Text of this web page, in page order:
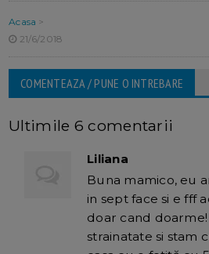
Acasa >
21/6/2018
COMENTEAZA / PUNE O INTREBARE
Ultimile 6 comentarii
Liliana
Buna mamico, eu
in sept face si e fff
doar cand
strainatate si stam